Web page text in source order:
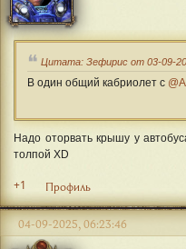
Цитата: Зефирис от 03-09-
В один общий кабриолет с
Надо оторвать крышу у
толпой XD
+1 Профиль
04-09-2025, 06:23:46